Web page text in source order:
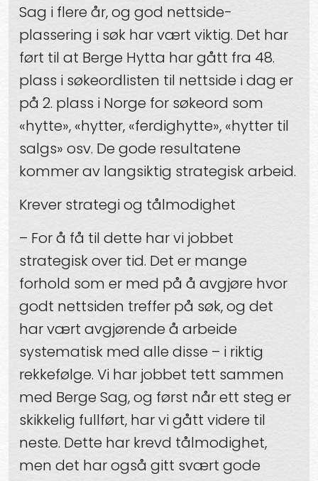
Sag i flere år, og god nettside-
plassering i søk har vært viktig. Det har
ført til at Berge Hytta har gått fra 48.
plass i søkeordlisten til nettside i dag er
på 2. plass i Norge for søkeord som
«hytte», «hytter, «ferdighytte», «hytter til
salgs» osv. De gode resultatene
kommer av langsiktig strategisk arbeid.
Krever strategi og tålmodighet
– For å få til dette har vi jobbet
strategisk over tid. Det er mange
forhold som er med på å avgjøre hvor
godt nettsiden treffer på søk, og det
har vært avgjørende å arbeide
systematisk med alle disse – i riktig
rekkefølge. Vi har jobbet tett sammen
med Berge Sag, og først når ett steg er
skikkelig fullført, har vi gått videre til
neste. Dette har krevd tålmodighet,
men det har også gitt svært gode